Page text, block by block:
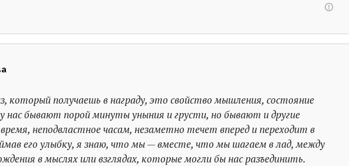
который получаешь в награду, это свойство мышления, состояние
нас бывают порой минуты уныния и грусти, но бывают и другие
неподвластное часам, незаметно течет вперед и переходит в
его улыбку, я знаю, что мы — вместе, что мы шагаем в лад, между
в мыслях или взглядах, которые могли бы нас разъединить.